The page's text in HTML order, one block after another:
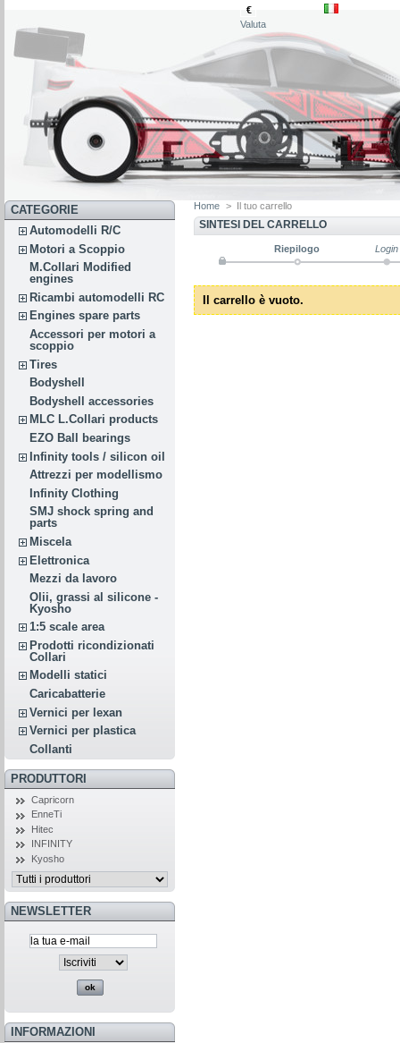
€
Valuta
CATEGORIE
Automodelli R/C
Motori a Scoppio
M.Collari Modified
engines
Ricambi automodelli RC
Engines spare parts
Accessori per motori a
scoppio
Tires
Bodyshell
Bodyshell accessories
MLC L.Collari products
EZO Ball bearings
Infinity tools / silicon oil
Attrezzi per modellismo
Infinity Clothing
SMJ shock spring and
parts
Miscela
Elettronica
Mezzi da lavoro
Olii, grassi al silicone -
Kyosho
1:5 scale area
Prodotti ricondizionati
Collari
Modelli statici
Caricabatterie
Vernici per lexan
Vernici per plastica
Collanti
PRODUTTORI
Capricorn
EnneTi
Hitec
INFINITY
Kyosho
NEWSLETTER
INFORMAZIONI
Home > Il tuo carrello
SINTESI DEL CARRELLO
Riepilogo Login
Il carrello è vuoto.